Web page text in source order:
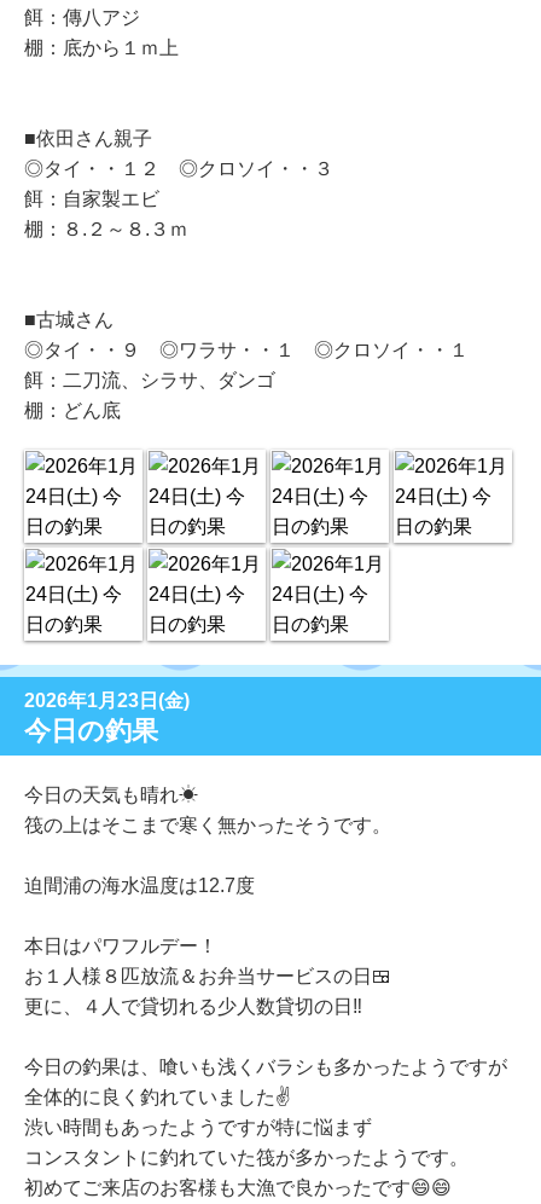
餌：傳八アジ
棚：底から１ｍ上
■依田さん親子
◎タイ・・１２ ◎クロソイ・・３
餌：自家製エビ
棚：８.２～８.３ｍ
■古城さん
◎タイ・・９ ◎ワラサ・・１ ◎クロソイ・・１
餌：二刀流、シラサ、ダンゴ
棚：どん底
2026年1月23日(金)
今日の釣果
今日の天気も晴れ☀
筏の上はそこまで寒く無かったそうです。
迫間浦の海水温度は12.7度
本日はパワフルデー！
お１人様８匹放流＆お弁当サービスの日🍱
更に、４人で貸切れる少人数貸切の日‼
今日の釣果は、喰いも浅くバラシも多かったようですが
全体的に良く釣れていました✌
渋い時間もあったようですが特に悩まず
コンスタントに釣れていた筏が多かったようです。
初めてご来店のお客様も大漁で良かったです😄😄